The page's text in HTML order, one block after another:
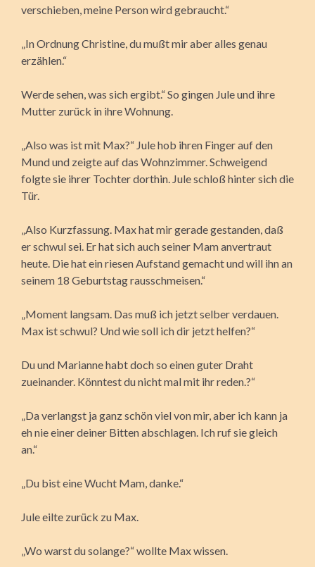
verschieben, meine Person wird gebraucht.“
„In Ordnung Christine, du mußt mir aber alles genau
erzählen.“
Werde sehen, was sich ergibt.“ So gingen Jule und ihre
Mutter zurück in ihre Wohnung.
„Also was ist mit Max?“ Jule hob ihren Finger auf den
Mund und zeigte auf das Wohnzimmer. Schweigend
folgte sie ihrer Tochter dorthin. Jule schloß hinter sich die
Tür.
„Also Kurzfassung. Max hat mir gerade gestanden, daß
er schwul sei. Er hat sich auch seiner Mam anvertraut
heute. Die hat ein riesen Aufstand gemacht und will ihn an
seinem 18 Geburtstag rausschmeisen.“
„Moment langsam. Das muß ich jetzt selber verdauen.
Max ist schwul? Und wie soll ich dir jetzt helfen?“
Du und Marianne habt doch so einen guter Draht
zueinander. Könntest du nicht mal mit ihr reden.?“
„Da verlangst ja ganz schön viel von mir, aber ich kann ja
eh nie einer deiner Bitten abschlagen. Ich ruf sie gleich
an.“
„Du bist eine Wucht Mam, danke.“
Jule eilte zurück zu Max.
„Wo warst du solange?“ wollte Max wissen.